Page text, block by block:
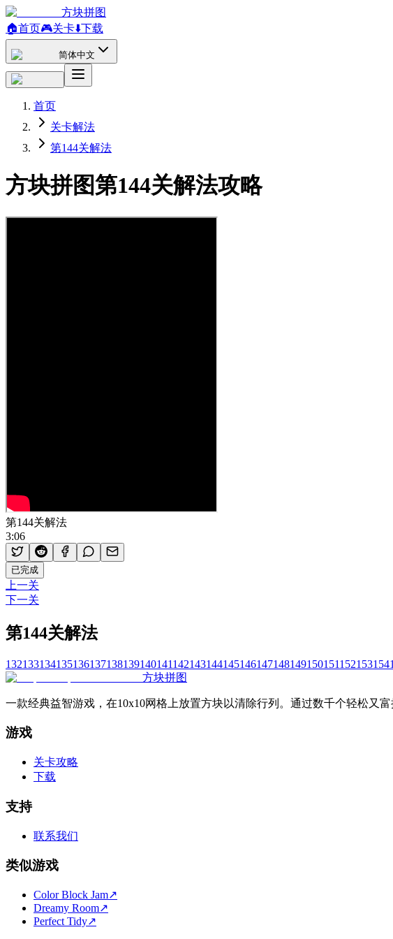
方块拼图
🏠首页🎮关卡⬇️下载
简体中文
首页
关卡解法
第144关解法
方块拼图第144关解法攻略
第144关解法
3:06
已完成
上一关
下一关
第144关解法
132133134135136137138139140141142143144145146147148149150151152153154
方块拼图
一款经典益智游戏，在10x10网格上放置方块以清除行列。通过数千个轻松又
游戏
关卡攻略
下载
支持
联系我们
类似游戏
Color Block Jam↗️
Dreamy Room↗️
Perfect Tidy↗️